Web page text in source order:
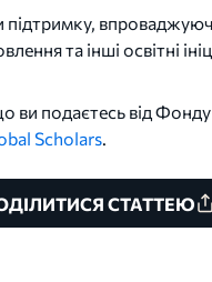
та інші освітні
ви подаєтесь від
Scholars.
СТАТТЕЮ